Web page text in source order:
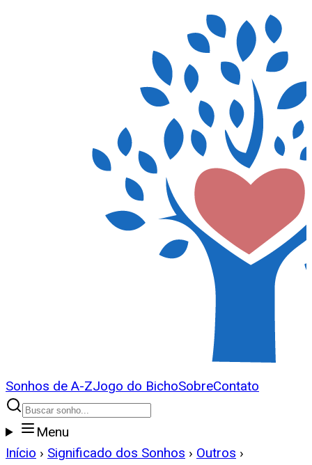
Sonhos de A-ZJogo do BichoSobreContato
Menu
Início › Significado dos Sonhos › Outros ›